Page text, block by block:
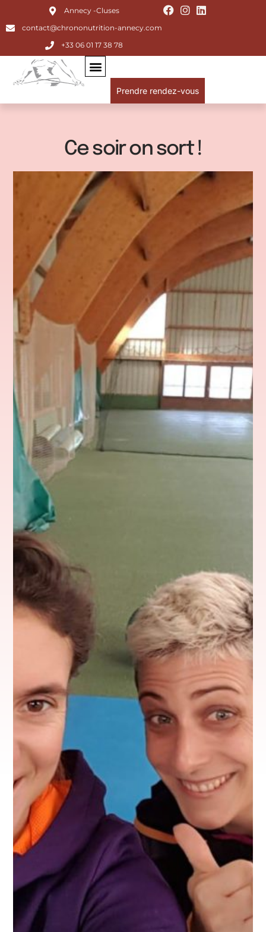
Annecy -Cluses
contact@chrononutrition-annecy.com
+33 06 01 17 38 78
Prendre rendez-vous
Ce soir on sort !